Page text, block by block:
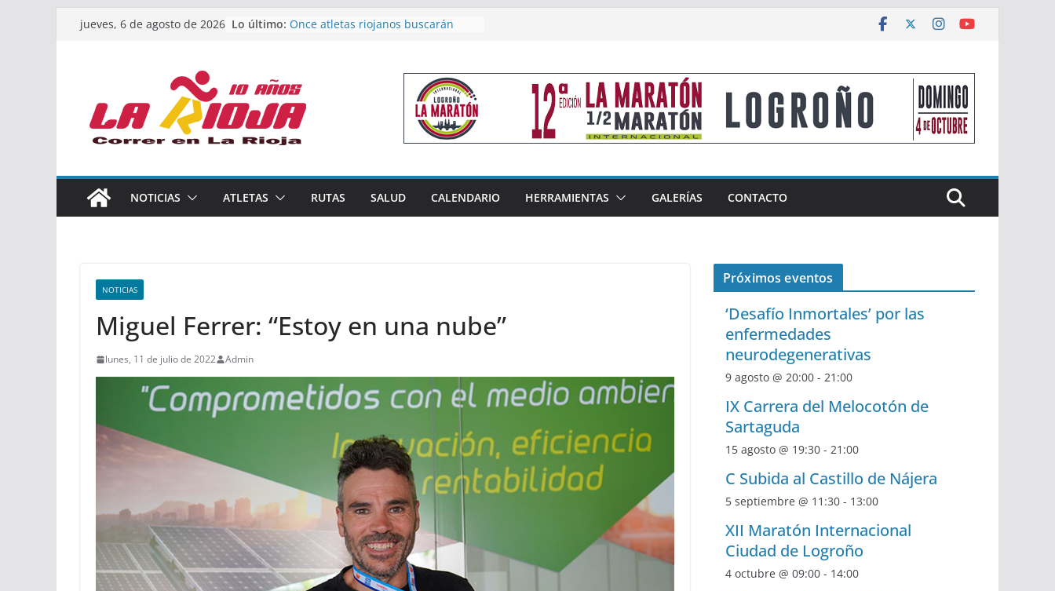
Saltarjueves, 6 de agosto de 2026 Lo último: Once atletas riojanos buscarán
Un bronce en 4×400 y tres puestos
de finalista cierran la participación
riojana en en Nacional de Málaga
El equipo femenino del Tritones
Rioja alcanza el podio nacional de
Acuatlón en Calahorra
España absoluto en Disco
Calahorra acoge este fin de semana
NOTICIAS ATLETAS RUTAS SALUD CALENDARIO HERRAMIENTAS GALERÍAS CONTACTO
NOTICIAS
Miguel Ferrer: “Estoy en una nube”
lunes, 11 de julio de 2022 Admin
Próximos eventos
‘Desafío Inmortales’ por las
enfermedades
neurodegenerativas
9 agosto @ 20:00 - 21:00
IX Carrera del Melocotón de
Sartaguda
15 agosto @ 19:30 - 21:00
C Subida al Castillo de Nájera
5 septiembre @ 11:30 - 13:00
XII Maratón Internacional
Ciudad de Logroño
4 octubre @ 09:00 - 14:00